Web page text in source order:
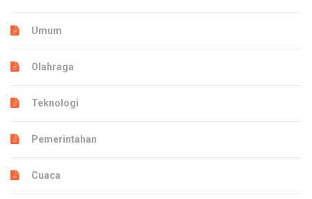
Umum
Olahraga
Teknologi
Pemerintahan
Cuaca